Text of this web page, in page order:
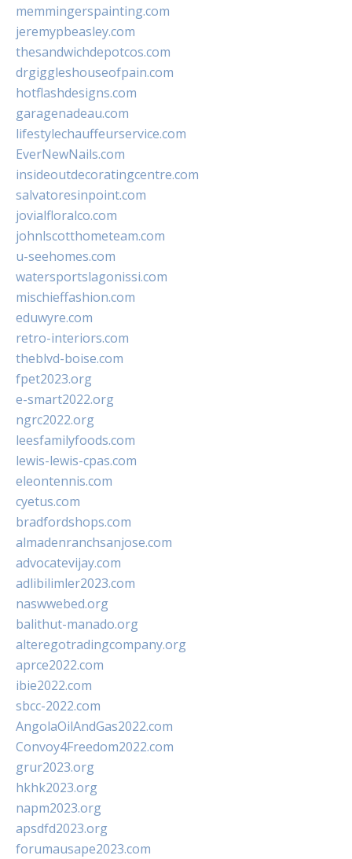
memmingerspainting.com
jeremypbeasley.com
thesandwichdepotcos.com
drgiggleshouseofpain.com
hotflashdesigns.com
garagenadeau.com
lifestylechauffeurservice.com
EverNewNails.com
insideoutdecoratingcentre.com
salvatoresinpoint.com
jovialfloralco.com
johnlscotthometeam.com
u-seehomes.com
watersportslagonissi.com
mischieffashion.com
eduwyre.com
retro-interiors.com
theblvd-boise.com
fpet2023.org
e-smart2022.org
ngrc2022.org
leesfamilyfoods.com
lewis-lewis-cpas.com
eleontennis.com
cyetus.com
bradfordshops.com
almadenranchsanjose.com
advocatevijay.com
adlibilimler2023.com
naswwebed.org
balithut-manado.org
alteregotradingcompany.org
aprce2022.com
ibie2022.com
sbcc-2022.com
AngolaOilAndGas2022.com
Convoy4Freedom2022.com
grur2023.org
hkhk2023.org
napm2023.org
apsdfd2023.org
forumausape2023.com